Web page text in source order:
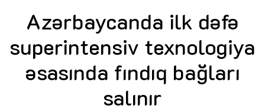
Azərbaycanda ilk dəfə
superintensiv texnologiya
əsasında fındıq bağları
salınır